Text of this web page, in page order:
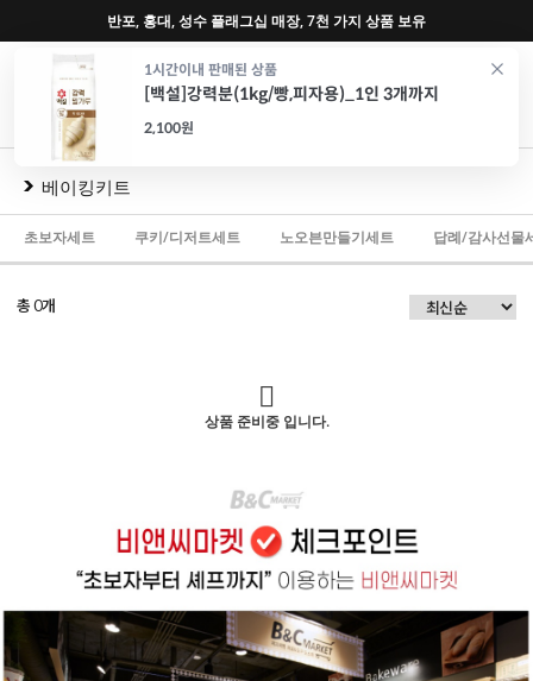
1시간이내 판매된 상품
[백설]강력분(1kg/빵,피자용)_1인 3개까지
2,100원
매장, 7천 가지 상품 보유 ♥ 회원가입 특별
0
재료 포장
베이킹키트
초보자세트 쿠키/디저트세트 노오븐만들기세트 답례/감사선물
총0개
상품 준비중 입니다.